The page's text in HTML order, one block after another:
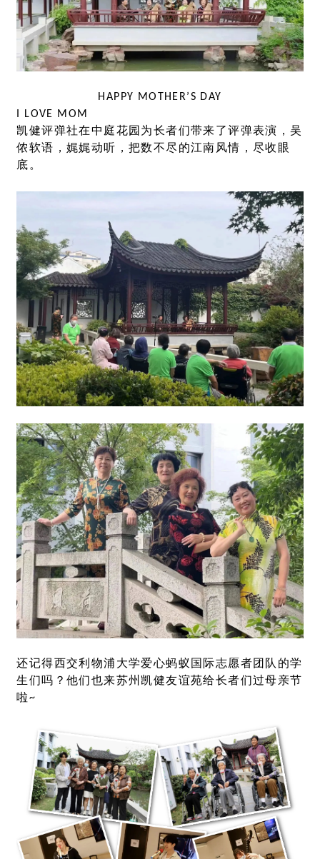
HAPPY MOTHER’S DAY
I LOVE MOM
凯健评弹社在中庭花园为长者们带来了评弹表演，吴
侬软语，娓娓动听，把数不尽的江南风情，尽收眼
底。
还记得西交利物浦大学爱心蚂蚁国际志愿者团队的学
生们吗？他们也来苏州凯健友谊苑给长者们过母亲节
啦~